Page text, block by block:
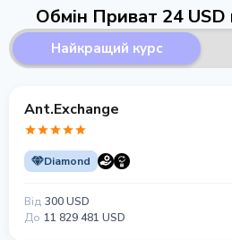
Обмін Приват 24 USD
Найкращий курс
Ant.Exchange
Diamond
Від 300 USD
До 11 829 481 USD